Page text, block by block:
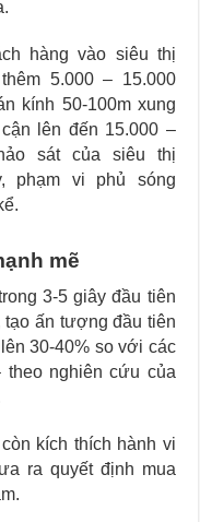
hàng vào siêu thị
5.000 – 15.000
kính 50-100m xung
lên đến 15.000 –
sát của siêu thị
phạm vi phủ sóng
mẽ
3-5 giây đầu tiên
ấn tượng đầu tiên
30-40% so với các
theo nghiên cứu của
kích thích hành vi
ra quyết định mua